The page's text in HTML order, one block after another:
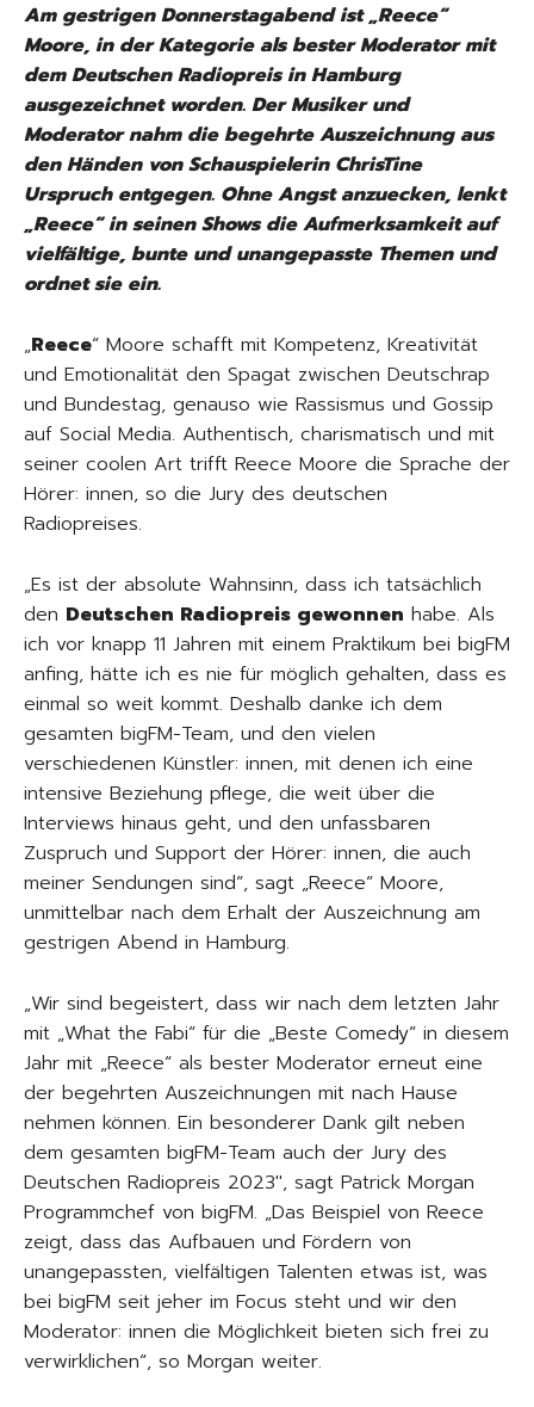
Am gestrigen Donnerstagabend ist „Reece“
Moore, in der Kategorie als bester Moderator mit
dem Deutschen Radiopreis in Hamburg
ausgezeichnet worden. Der Musiker und
Moderator nahm die begehrte Auszeichnung aus
den Händen von Schauspielerin ChrisTine
Urspruch entgegen. Ohne Angst anzuecken, lenkt
„Reece“ in seinen Shows die Aufmerksamkeit auf
vielfältige, bunte und unangepasste Themen und
ordnet sie ein.
„Reece“ Moore schafft mit Kompetenz, Kreativität
und Emotionalität den Spagat zwischen Deutschrap
und Bundestag, genauso wie Rassismus und Gossip
auf Social Media. Authentisch, charismatisch und mit
seiner coolen Art trifft Reece Moore die Sprache der
Hörer: innen, so die Jury des deutschen
Radiopreises.
„Es ist der absolute Wahnsinn, dass ich tatsächlich
den Deutschen Radiopreis gewonnen habe. Als
ich vor knapp 11 Jahren mit einem Praktikum bei bigFM
anfing, hätte ich es nie für möglich gehalten, dass es
einmal so weit kommt. Deshalb danke ich dem
gesamten bigFM-Team, und den vielen
verschiedenen Künstler: innen, mit denen ich eine
intensive Beziehung pflege, die weit über die
Interviews hinaus geht, und den unfassbaren
Zuspruch und Support der Hörer: innen, die auch
meiner Sendungen sind“, sagt „Reece“ Moore,
unmittelbar nach dem Erhalt der Auszeichnung am
gestrigen Abend in Hamburg.
„Wir sind begeistert, dass wir nach dem letzten Jahr
mit „What the Fabi“ für die „Beste Comedy“ in diesem
Jahr mit „Reece“ als bester Moderator erneut eine
der begehrten Auszeichnungen mit nach Hause
nehmen können. Ein besonderer Dank gilt neben
dem gesamten bigFM-Team auch der Jury des
Deutschen Radiopreis 2023″, sagt Patrick Morgan
Programmchef von bigFM. „Das Beispiel von Reece
zeigt, dass das Aufbauen und Fördern von
unangepassten, vielfältigen Talenten etwas ist, was
bei bigFM seit jeher im Focus steht und wir den
Moderator: innen die Möglichkeit bieten sich frei zu
verwirklichen“, so Morgan weiter.